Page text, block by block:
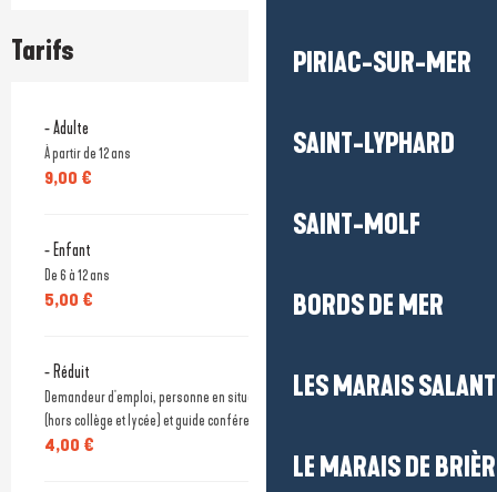
PIRIAC-SUR-MER
SAINT-LYPHARD
SAINT-MOLF
BORDS DE MER
LES MARAIS
LE MARAIS DE
Tarifs
- Adulte
À partir de 12 ans
9,00 €
- Enfant
De 6 à 12 ans
5,00 €
- Réduit
Demandeur d'emploi, personne en situation de handicap, étudiants -25 ans
(hors collège et lycée) et guide conférencier sur présentation d'un justificatif.
4,00 €